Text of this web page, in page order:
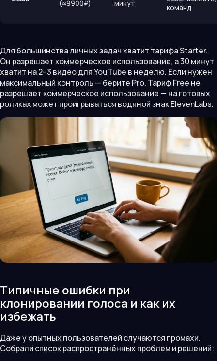
(≈9900₽)
минут
команд
Для большинства личных задач хватит тарифа Starter.
Он разрешает коммерческое использование, а 30 минут
хватит на 2–3 видео для YouTube в неделю. Если нужен
максимальный контроль — берите Pro. Тариф Free не
разрешает коммерческое использование — на готовых
роликах может проигрываться водяной знак ElevenLabs.
Типичные ошибки при
клонировании голоса и как их
избежать
Даже у опытных пользователей случаются промахи.
Собрали список распространённых проблем и решений: